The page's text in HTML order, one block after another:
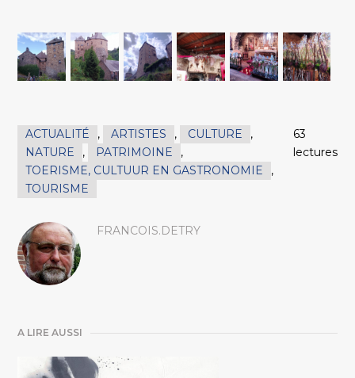
ACTUALITÉ , ARTISTES , CULTURE
,
NATURE
, PATRIMOINE
,
TOERISME, CULTUUR EN GASTRONOMIE
,
TOURISME
63
lectures
FRANCOIS.DETRY
A LIRE AUSSI